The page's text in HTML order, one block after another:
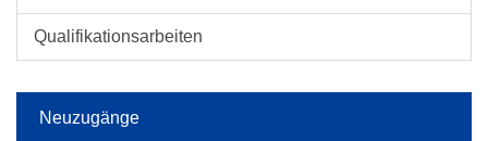
Qualifikationsarbeiten
Neuzugänge